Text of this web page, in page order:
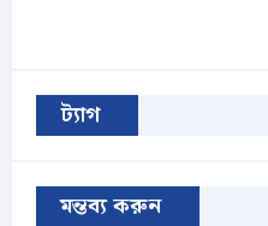
ট্যাগ
মন্তব্য করুন